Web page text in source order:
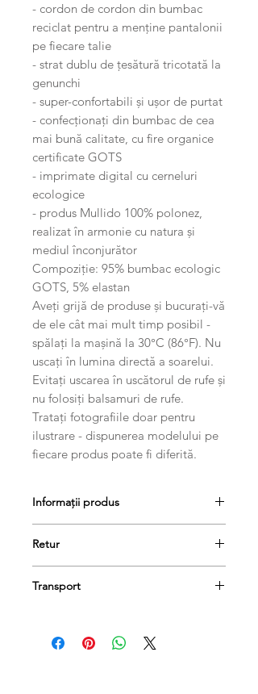
- cordon de cordon din bumbac
reciclat pentru a menține pantalonii
pe fiecare talie
- strat dublu de țesătură tricotată la
genunchi
- super-confortabili și ușor de purtat
- confecționați din bumbac de cea
mai bună calitate, cu fire organice
certificate GOTS
- imprimate digital cu cerneluri
ecologice
- produs Mullido 100% polonez,
realizat în armonie cu natura și
mediul înconjurător
Compoziție: 95% bumbac ecologic
GOTS, 5% elastan
Aveți grijă de produse și bucurați-vă
de ele cât mai mult timp posibil -
spălați la mașină la 30°C (86°F). Nu
uscați în lumina directă a soarelui.
Evitați uscarea în uscătorul de rufe și
nu folosiți balsamuri de rufe.
Tratați fotografiile doar pentru
ilustrare - dispunerea modelului pe
fiecare produs poate fi diferită.
Informații produs
Retur
de 14 de zile, dacă păstrați etichetele
Transport
în termen de 1-3 zile lucrătoare.